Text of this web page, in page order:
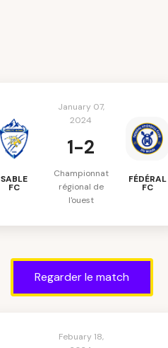
SABLE
FC
January 07,
2024
1-2
Championnat
régional de
l'ouest
FÉDÉRAL
FC
Regarder le match
Febuary 18,